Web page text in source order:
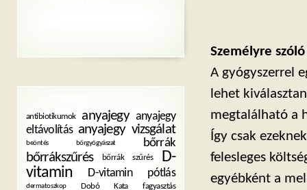
Személyre
A gyógyszerrel
lehet
megtalálható a
Így csak
felesleges
egyébként a
antibiotikumok anyajegy anyajegy
eltávolítás anyajegy vizsgálat
beöntés bőrgyógyászat bőrrák
bőrrákszűrés bőrrák szűrés
D-
vitamin
D-vitamin pótlás
dermatoszkop Dobó Kata
fagyasztás